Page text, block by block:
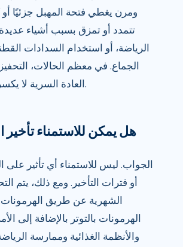
ومرن يغطي فتحة المهبل جزئيًا أو
تتمدد أو تمزق بسبب أشياء
الرياضة، أو استخدام السدادات
الجماع. في معظم الحالات،
العادة السرية لا يكسر غشاء البكارة.
3. هل يمكن للاستمناء تأخير
الجواب. ليس للاستمناء أي تأثير على
أو فترات التأخير. ومع ذلك، يتم
الشهرية عن طريق الهرمونات.
الهرمونات بالتوتر بالإضافة إلى
والأنظمة الغذائية وممارسة